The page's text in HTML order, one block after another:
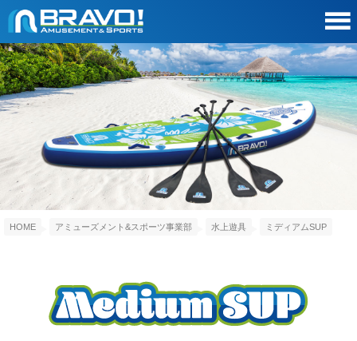
HOME アミューズメント&スポーツ事業部 水上遊具 ミディアムSUP